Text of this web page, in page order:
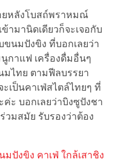
ยหลังโบสถ์พราหมณ์
ามานิดเดียวก็จะเจอกับ
นมปังขิง ที่บอกเลยว่า
นูกาแฟ เครื่องดื่มอื่นๆ
ไทย ตามฟีลบรรยา
เป็นคาเฟ่สไตล์ไทยๆ ที่
ะ บอกเลยว่าบิงซูปังชา
มสมัย รับรองว่าต้อง
ปังขิง คาเฟ่ ใกล้เสาชิง